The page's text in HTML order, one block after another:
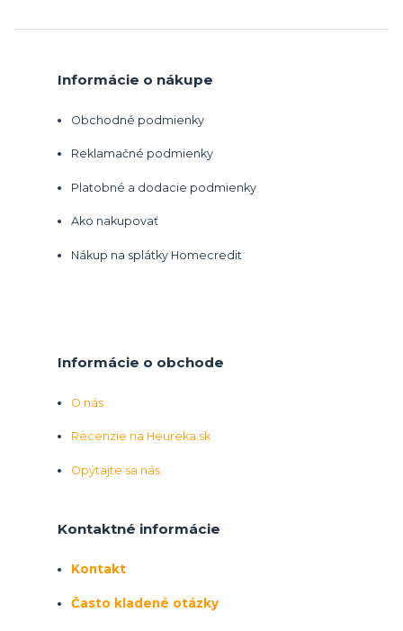
Informácie o nákupe
Obchodné podmienky
Reklamačné podmienky
Platobné a dodacie podmienky
Ako nakupovať
Nákup na splátky Homecredit
Informácie o obchode
O nás
Recenzie na Heureka.sk
Opýtajte sa nás
Kontaktné informácie
Kontakt
Často kladené otázky